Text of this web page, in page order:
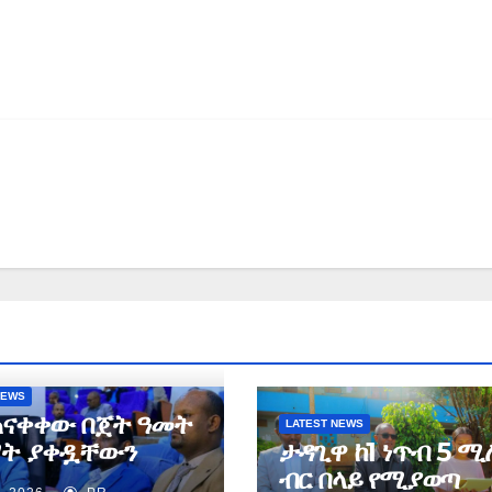
በጀት ዓመት
ያቀዷቸውን
ለመፈጸም ጥረት
LATEST NEWS
ታዳጊዋ ከ1 ነጥብ 5
ብር በላይ የሚያወጣ